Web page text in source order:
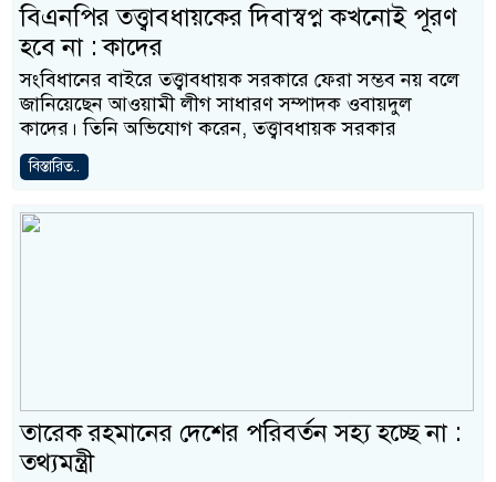
বিএনপির তত্ত্বাবধায়কের দিবাস্বপ্ন কখনোই পূরণ
হবে না : কাদের
সংবিধানের বাইরে তত্ত্বাবধায়ক সরকারে ফেরা সম্ভব নয় বলে
জানিয়েছেন আওয়ামী লীগ সাধারণ সম্পাদক ওবায়দুল
কাদের। তিনি অভিযোগ করেন, তত্ত্বাবধায়ক সরকার
বিস্তারিত..
তারেক রহমানের দেশের পরিবর্তন সহ্য হচ্ছে না :
তথ্যমন্ত্রী